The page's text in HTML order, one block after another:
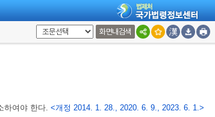
화면내검색
개사등의 부동산거래사고 예방을 위한 교육을 실시할 수
하여야 한다. <개정 2014. 1. 28., 2020. 6. 9., 2023. 6. 1.>